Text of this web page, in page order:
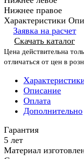
Нижнее правое
Характеристики
Заявка на расчет
Скачать каталог
Цена действительна
отличаться от цен в
Описание
Оплата
Дополнительно
Гарантия
5 лет
Материал